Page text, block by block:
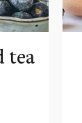
tea